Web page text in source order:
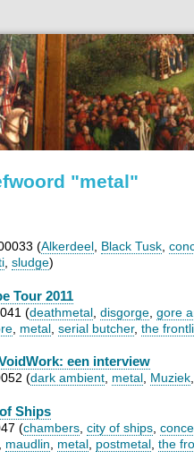
"metal"
(Alkerdeel Black Tusk
sludge)
Tour 2011
(deathmetal disgorge gore
metal serial butcher, the
een interview
(dark ambient metal Muziek
Ships
(chambers city of ships
maudlin metal postmetal the